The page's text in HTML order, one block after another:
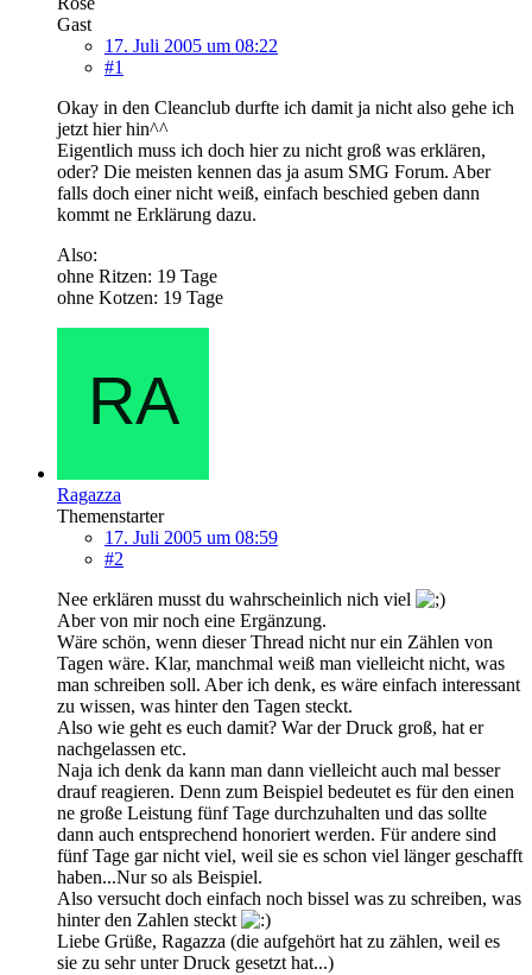
Gast
17. Juli 2005 um 08:22
#1
Okay in den Cleanclub durfte ich damit ja nicht also gehe ich
jetzt hier hin^^
Eigentlich muss ich doch hier zu nicht groß was erklären,
oder? Die meisten kennen das ja asum SMG Forum. Aber
falls doch einer nicht weiß, einfach beschied geben dann
kommt ne Erklärung dazu.
Also:
ohne Ritzen: 19 Tage
ohne Kotzen: 19 Tage
Ragazza
Themenstarter
17. Juli 2005 um 08:59
#2
Nee erklären musst du wahrscheinlich nich viel
Aber von mir noch eine Ergänzung.
Wäre schön, wenn dieser Thread nicht nur ein Zählen von
Tagen wäre. Klar, manchmal weiß man vielleicht nicht, was
man schreiben soll. Aber ich denk, es wäre einfach interessant
zu wissen, was hinter den Tagen steckt.
Also wie geht es euch damit? War der Druck groß, hat er
nachgelassen etc.
Naja ich denk da kann man dann vielleicht auch mal besser
drauf reagieren. Denn zum Beispiel bedeutet es für den einen
ne große Leistung fünf Tage durchzuhalten und das sollte
dann auch entsprechend honoriert werden. Für andere sind
fünf Tage gar nicht viel, weil sie es schon viel länger geschafft
haben...Nur so als Beispiel.
Also versucht doch einfach noch bissel was zu schreiben, was
hinter den Zahlen steckt
Liebe Grüße, Ragazza (die aufgehört hat zu zählen, weil es
sie zu sehr unter Druck gesetzt hat...)